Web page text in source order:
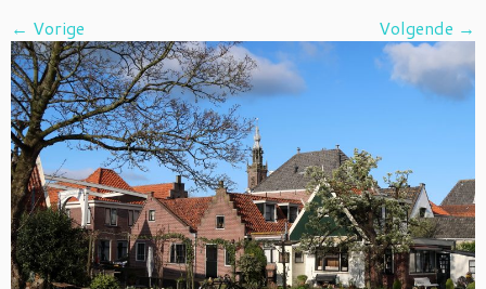
← Vorige Volgende →